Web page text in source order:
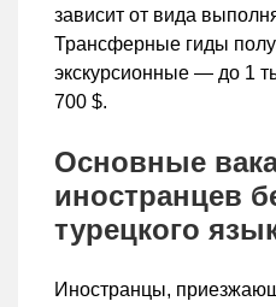
зависит от вида
Трансферные гиды
экскурсионные — до 1
700 $.
Основные
иностранцев
турецкого
Иностранцы,